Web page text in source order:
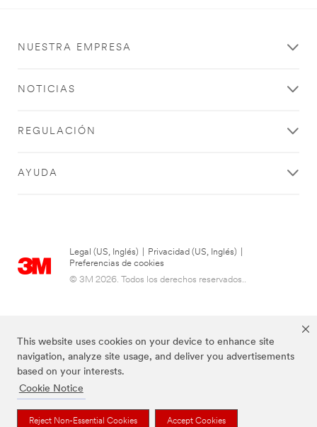
This website uses cookies on your device to enhance site
navigation, analyze site usage, and deliver you advertisements
based on your interests.
Cookie Notice
Reject Non-Essential Cookies Accept Cookies
tiality
your
contacting
received
your
message
and
now
has
try
again
later...
NUESTRA EMPRESA
NOTICIAS
REGULACIÓN
AYUDA
Legal (US, Inglés) Privacidad (US, Inglés)
Preferencias de cookies
© 3M 2026. Todos los derechos reservados..
Las marcas mencionadas anteriormente son marcas comerciales de 3M.